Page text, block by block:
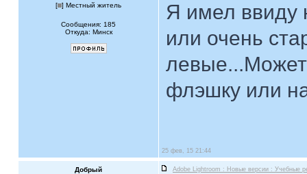
[ ] Местный житель
Сообщения: 185
Откуда: Минск
Я имел ввиду
или очень
левые...Может
флэшку или
25 фев, 15 21:44
Добрый Adobe Lightroom : Новые версии : Учебные